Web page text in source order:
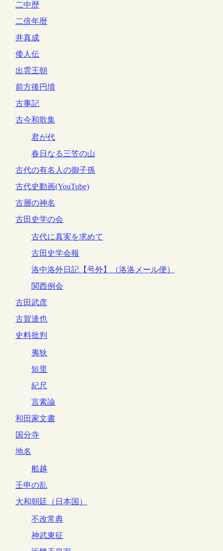
二中歴
二倍年暦
井真成
倭人伝
出雲王朝
前方後円墳
古事記
古今和歌集
君が代
春日なる三笠の山
古代の有名人の御子孫
古代史動画(YouTube)
古層の神名
古田史学の会
古代に真実を求めて
古田史学会報
洛中洛外日記【号外】（洛洛メール便）
関西例会
古田武彦
古賀達也
史料批判
夷狄
短里
紀尺
言素論
和田家文書
国分寺
地名
船越
壬申の乱
大和朝廷（日本国）
不改常典
神武東征